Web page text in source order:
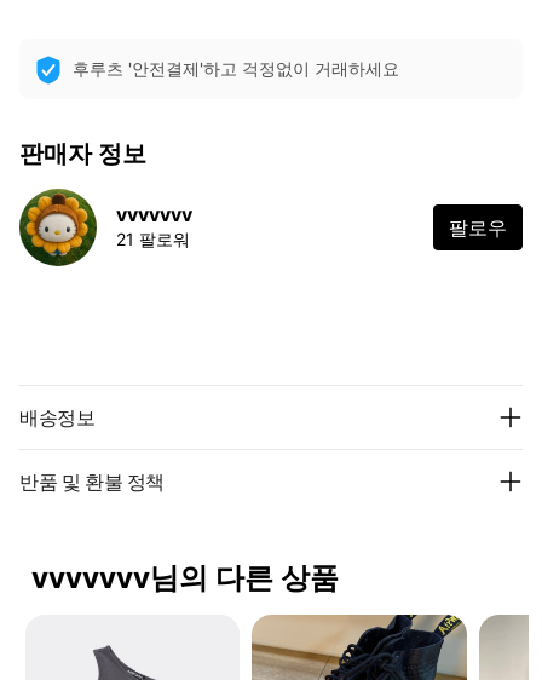
후루츠 '안전결제'하고 걱정없이 거래하세요
판매자 정보
vvvvvvv
21 팔로워 팔로우
배송정보
반품 및 환불 정책
vvvvvvv님의 다른 상품